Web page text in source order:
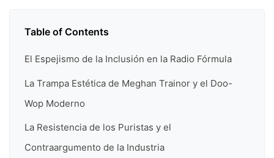
Table of Contents
El Espejismo de la Inclusión en la Radio Fórmula
La Trampa Estética de Meghan Trainor y el Doo-
Wop Moderno
La Resistencia de los Puristas y el
Contraargumento de la Industria